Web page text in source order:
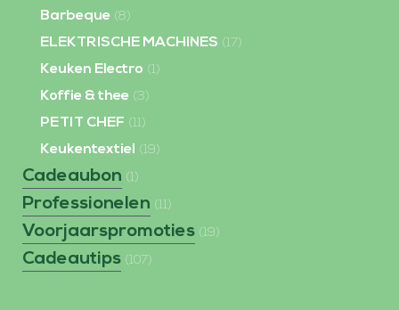
Barbeque (8)
ELEKTRISCHE MACHINES (17)
Keuken Electro (1)
Koffie & thee (3)
PETIT CHEF (11)
Keukentextiel (19)
Cadeaubon (1)
Professionelen (11)
Voorjaarspromoties (19)
Cadeautips (107)